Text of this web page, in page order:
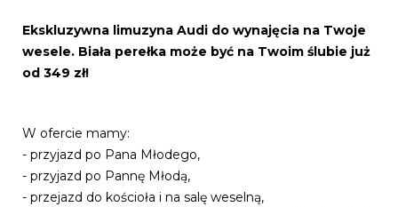
Ekskluzywna limuzyna Audi do wynajęcia na Twoje
wesele. Biała perełka może być na Twoim ślubie już
od 349 zł!
W ofercie mamy:
- przyjazd po Pana Młodego,
- przyjazd po Pannę Młodą,
- przejazd do kościoła i na salę weselną,